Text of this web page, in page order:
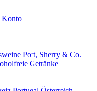
Konto
Port, Sherry & Co.
Getränke